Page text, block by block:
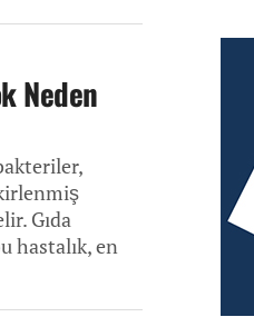
Neden
Gıda
hastalık, en